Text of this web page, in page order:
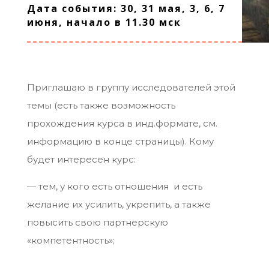
Дата события: 30, 31 мая, 3, 6, 7
июня, начало в 11.30 мск
Приглашаю в группу исследователей этой
темы (есть также возможность
прохождения курса в инд.формате, см.
информацию в конце страницы). Кому
будет интересен курс:
— тем, у кого есть отношения и есть
желание их усилить, укрепить, а также
повысить свою партнерскую
«компетентность»;